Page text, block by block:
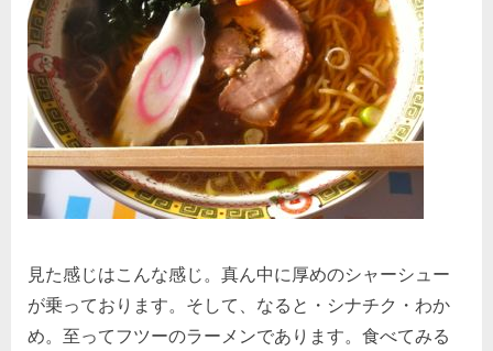
見た感じはこんな感じ。真ん中に厚めのシャーシュー
が乗っております。そして、なると・シナチク・わか
め。至ってフツーのラーメンであります。食べてみる